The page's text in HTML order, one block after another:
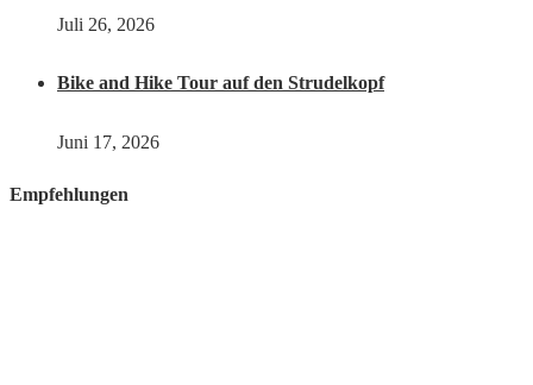
Juli 26, 2026
Bike and Hike Tour auf den Strudelkopf
Juni 17, 2026
Empfehlungen